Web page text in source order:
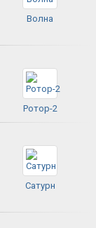
Волна
Ротор-2
Сатурн